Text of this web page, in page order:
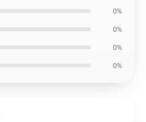
0%
0%
0%
0%